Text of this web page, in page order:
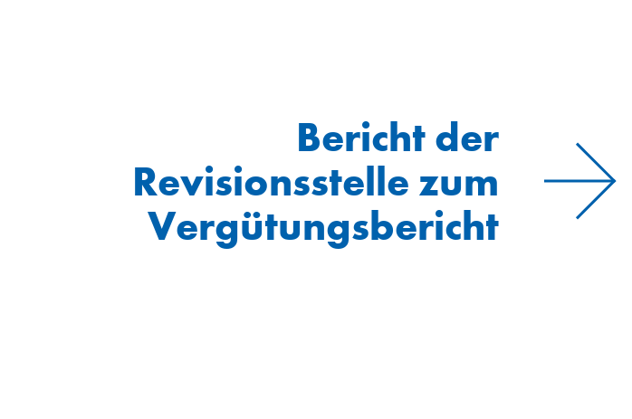
Bericht der
Revisionsstelle zum
Vergütungsbericht